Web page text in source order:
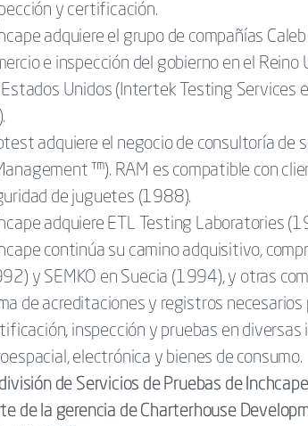
y certificación.
adquiere el grupo de compañías
e inspección del gobierno en el
Estados Unidos (Intertek Testing
adquiere el negocio de consultoría de
™). RAM es compatible con
de juguetes (1988).
adquiere ETL Testing Laboratories
continúa su camino adquisitivo,
y SEMKO en Suecia (1994), y otras
de acreditaciones y registros necesarios
inspección y pruebas en
electrónica y bienes de consumo.
de Servicios de Pruebas de
de la gerencia de Charterhouse